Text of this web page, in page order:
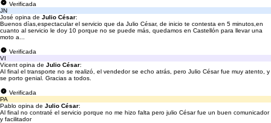
Verificada
JN
José opina de Julio César:
Buenos días,espectacular el servicio que da Julio César, de inicio te contesta en 5 minutos,en
cuanto al servicio le doy 10 porque no se puede más, quedamos en Castellón para llevar una
moto a...
Verificada
VI
Vicent opina de Julio César:
Al final el transporte no se realizó, el vendedor se echo atrás, pero Julio César fue muy atento, y
se porto genial. Gracias a todos.
Verificada
PA
Pablo opina de Julio César:
Al final no contraté el servicio porque no me hizo falta pero julio César fue un buen comunicador
y facilitador